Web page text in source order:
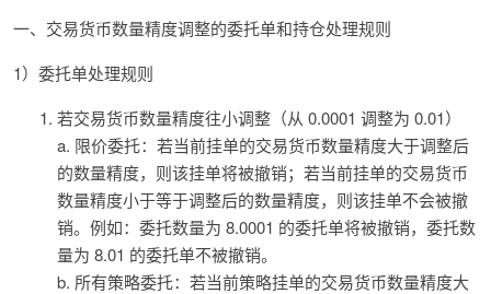
一、交易货币数量精度调整的委托单和持仓处理规则
1）委托单处理规则
若交易货币数量精度往小调整（从 0.0001 调整为 0.01）
a. 限价委托：若当前挂单的交易货币数量精度大于调整后
的数量精度，则该挂单将被撤销；若当前挂单的交易货币
数量精度小于等于调整后的数量精度，则该挂单不会被撤
销。例如：委托数量为 8.0001 的委托单将被撤销，委托数
量为 8.01 的委托单不被撤销。
b. 所有策略委托：若当前策略挂单的交易货币数量精度大